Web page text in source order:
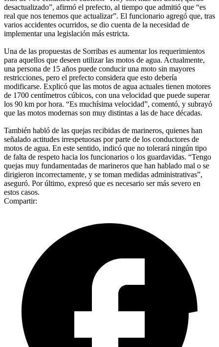
desactualizado”, afirmó el prefecto, al tiempo que admitió que “es
real que nos tenemos que actualizar”. El funcionario agregó que, tras
varios accidentes ocurridos, se dio cuenta de la necesidad de
implementar una legislación más estricta.
Una de las propuestas de Sorribas es aumentar los requerimientos
para aquellos que deseen utilizar las motos de agua. Actualmente,
una persona de 15 años puede conducir una moto sin mayores
restricciones, pero el prefecto considera que esto debería
modificarse. Explicó que las motos de agua actuales tienen motores
de 1700 centímetros cúbicos, con una velocidad que puede superar
los 90 km por hora. “Es muchísima velocidad”, comentó, y subrayó
que las motos modernas son muy distintas a las de hace décadas.
También habló de las quejas recibidas de marineros, quienes han
señalado actitudes irrespetuosas por parte de los conductores de
motos de agua. En este sentido, indicó que no tolerará ningún tipo
de falta de respeto hacia los funcionarios o los guardavidas. “Tengo
quejas muy fundamentadas de marineros que han hablado mal o se
dirigieron incorrectamente, y se toman medidas administrativas”,
aseguró. Por último, expresó que es necesario ser más severo en
estos casos.
Compartir: